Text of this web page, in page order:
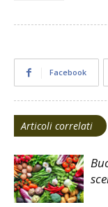
Facebook
Articoli correlati